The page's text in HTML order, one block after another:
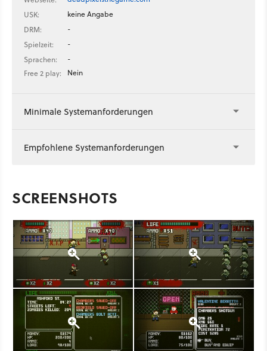
USK:
keine Angabe
DRM:
-
Spielzeit:
-
Sprachen:
-
Free 2 play:
Nein
Minimale Systemanforderungen
Empfohlene Systemanforderungen
SCREENSHOTS